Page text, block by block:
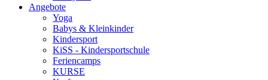
Angebote
Yoga
Babys & Kleinkinder
Kindersport
KiSS - Kindersportschule
Feriencamps
KURSE